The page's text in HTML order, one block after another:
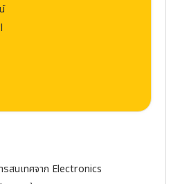
สนเทศจาก Electronics